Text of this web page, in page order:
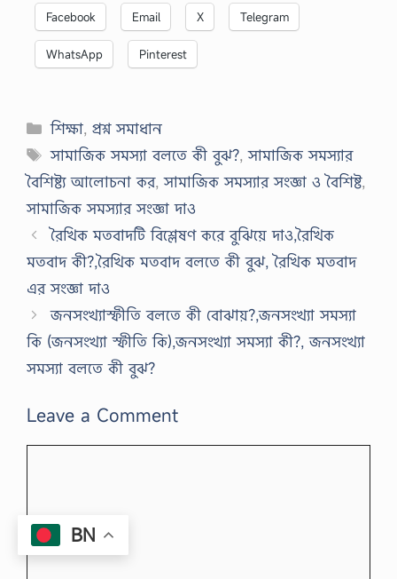
Facebook Email X Telegram
WhatsApp Pinterest
Categories
শিক্ষা,প্রশ্ন সমাধান
Tags
সামাজিক সমস্যা বলতে কী বুঝ?,সামাজিক সমস্যার
বৈশিষ্ট্য আলোচনা কর,সামাজিক সমস্যার সংজ্ঞা ও বৈশিষ্ট,
সামাজিক সমস্যার সংজ্ঞা দাও
রৈখিক মতবাদটি বিশ্লেষণ করে বুঝিয়ে দাও,রৈখিক
মতবাদ কী?,রৈখিক মতবাদ বলতে কী বুঝ, রৈখিক মতবাদ
এর সংজ্ঞা দাও
জনসংখ্যাস্ফীতি বলতে কী বোঝায়?,জনসংখ্যা সমস্যা
কি (জনসংখ্যা স্ফীতি কি),জনসংখ্যা সমস্যা কী?, জনসংখ্যা
সমস্যা বলতে কী বুঝ?
Leave a Comment
BN